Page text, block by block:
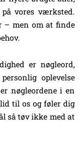
vores værksted.
– men om at finde
er nøgleord,
oplevelse
nøgleordene i en
til os og føler dig
så tøv ikke med at